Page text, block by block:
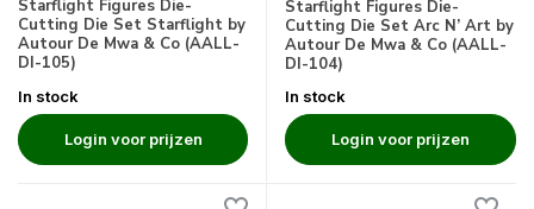
Starflight Figures Die-
Cutting Die Set Starflight by
Autour De Mwa & Co (AALL-
DI-105)
In stock
Login voor prijzen
Starflight Figures Die-
Cutting Die Set Arc N’ Art by
Autour De Mwa & Co (AALL-
DI-104)
In stock
Login voor prijzen